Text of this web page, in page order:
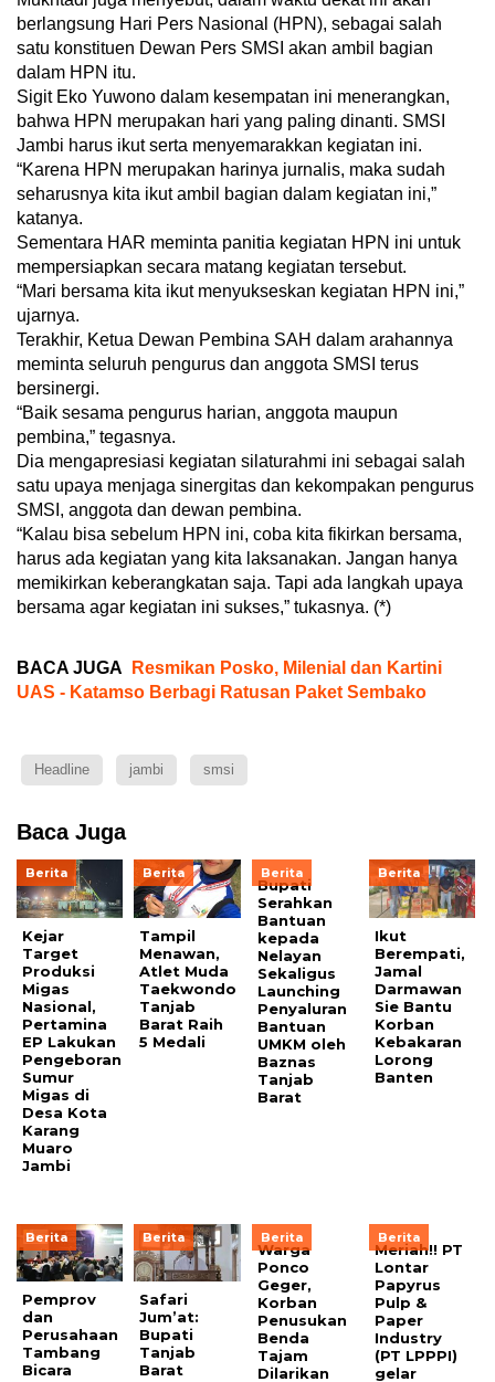
berlangsung Hari Pers Nasional (HPN), sebagai salah
satu konstituen Dewan Pers SMSI akan ambil bagian
dalam HPN itu.
Sigit Eko Yuwono dalam kesempatan ini menerangkan,
bahwa HPN merupakan hari yang paling dinanti. SMSI
Jambi harus ikut serta menyemarakkan kegiatan ini.
“Karena HPN merupakan harinya jurnalis, maka sudah
seharusnya kita ikut ambil bagian dalam kegiatan ini,”
katanya.
Sementara HAR meminta panitia kegiatan HPN ini untuk
mempersiapkan secara matang kegiatan tersebut.
“Mari bersama kita ikut menyukseskan kegiatan HPN ini,”
ujarnya.
Terakhir, Ketua Dewan Pembina SAH dalam arahannya
meminta seluruh pengurus dan anggota SMSI terus
bersinergi.
“Baik sesama pengurus harian, anggota maupun
pembina,” tegasnya.
Dia mengapresiasi kegiatan silaturahmi ini sebagai salah
satu upaya menjaga sinergitas dan kekompakan pengurus
SMSI, anggota dan dewan pembina.
“Kalau bisa sebelum HPN ini, coba kita fikirkan bersama,
harus ada kegiatan yang kita laksanakan. Jangan hanya
memikirkan keberangkatan saja. Tapi ada langkah upaya
bersama agar kegiatan ini sukses,” tukasnya. (*)
BACA JUGA
Resmikan Posko, Milenial dan Kartini
UAS - Katamso Berbagi Ratusan Paket Sembako
Headline jambi smsi
Baca Juga
Berita
Kejar
Target
Produksi
Migas
Nasional,
Pertamina
EP Lakukan
Pengeboran
Sumur
Migas di
Desa Kota
Karang
Muaro
Jambi
Berita
Tampil
Menawan,
Atlet Muda
Taekwondo
Tanjab
Barat Raih
5 Medali
Berita
Bupati
Serahkan
Bantuan
kepada
Nelayan
Sekaligus
Launching
Penyaluran
Bantuan
UMKM oleh
Baznas
Tanjab
Barat
Berita
Ikut
Berempati,
Jamal
Darmawan
Sie Bantu
Korban
Kebakaran
Lorong
Banten
Berita
Pemprov
dan
Perusahaan
Tambang
Bicara
Berita
Safari
Jum’at:
Bupati
Tanjab
Barat
Berita
Warga
Ponco
Geger,
Korban
Penusukan
Benda
Tajam
Dilarikan
Berita
Meriah!! PT
Lontar
Papyrus
Pulp &
Paper
Industry
(PT LPPPI)
gelar